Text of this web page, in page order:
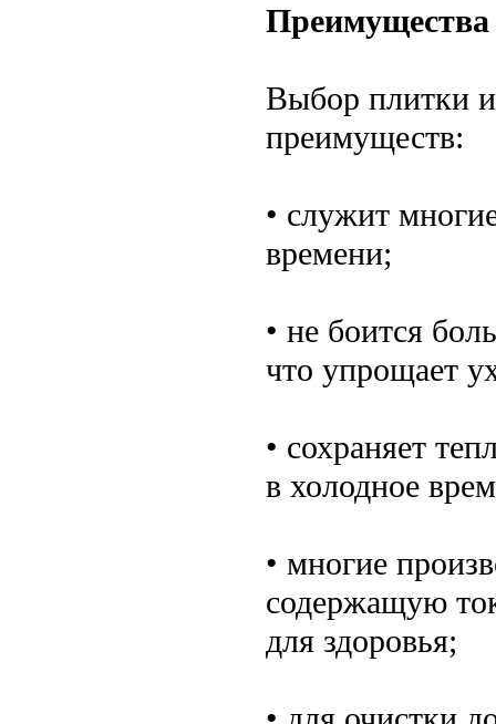
Преимущества
Выбор плитки
преимуществ:
• служит
времени;
• не боится
что упрощает
• сохраняет
в холодное
• многие
содержащую
для здоровья;